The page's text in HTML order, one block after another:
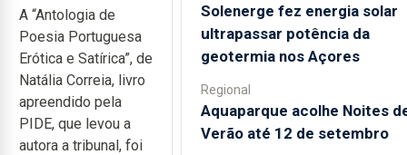
A “Antologia de
Poesia Portuguesa
Erótica e Satírica”, de
Natália Correia, livro
apreendido pela
PIDE, que levou a
autora a tribunal, foi
Solenerge fez energia solar
ultrapassar potência da
geotermia nos Açores
Regional
Aquaparque acolhe Noites
Verão até 12 de setembro